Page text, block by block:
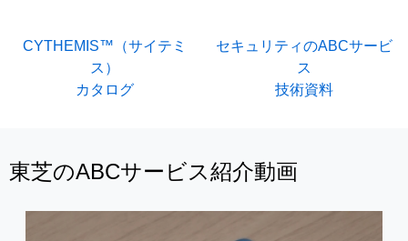
CYTHEMIS™（サイテミ
ス）
カタログ
セキュリティのABCサービ
ス
技術資料
東芝のABCサービス紹介動画